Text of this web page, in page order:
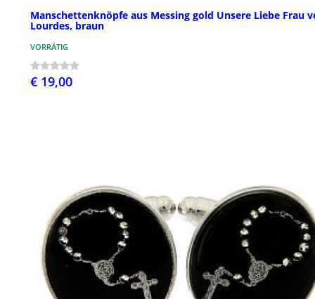
Manschettenknöpfe aus Messing gold Unsere Liebe Frau
Lourdes, braun
VORRÄTIG
€ 19,00